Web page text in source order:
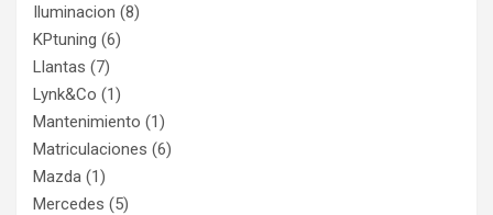
Iluminacion (8)
KPtuning (6)
Llantas (7)
Lynk&Co (1)
Mantenimiento (1)
Matriculaciones (6)
Mazda (1)
Mercedes (5)